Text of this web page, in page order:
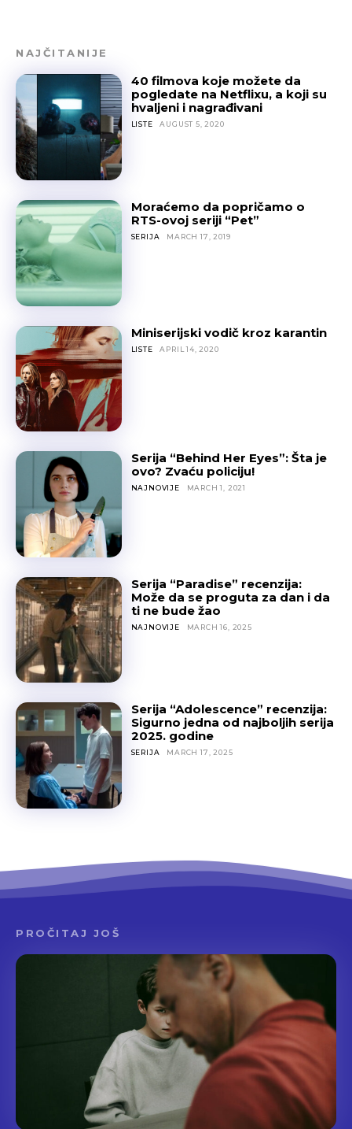
NAJČITANIJE
40 filmova koje možete da
pogledate na Netflixu, a koji su
hvaljeni i nagrađivani
LISTE AUGUST 5, 2020
Moraćemo da popričamo o
RTS-ovoj seriji “Pet”
SERIJA MARCH 17, 2019
Miniserijski vodič kroz karantin
LISTE APRIL 14, 2020
Serija “Behind Her Eyes”: Šta je
ovo? Zvaću policiju!
NAJNOVIJE MARCH 1, 2021
Serija “Paradise” recenzija:
Može da se proguta za dan i da
ti ne bude žao
NAJNOVIJE MARCH 16, 2025
Serija “Adolescence” recenzija:
Sigurno jedna od najboljih serija
2025. godine
SERIJA MARCH 17, 2025
PROČITAJ JOŠ